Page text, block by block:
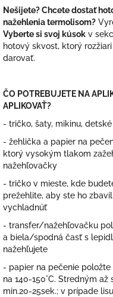
Nešijete? Chcete dostať
nažehlenia termolisom?
Vyberte si svoj kúsok v
hotový skvost, ktorý
darovať.
ČO POTREBUJETE NA
APLIKOVAŤ?
- tričko, šaty, mikinu,
- žehlička a papier na
ktorý vysokým tlakom
nažehľovačky
- tričko v mieste, kde
prežehlite, aby ste ho
vychladnúť
- transfer/nažehľovačku
a biela/spodná časť s
nažehľujete
- papier na pečenie
na 140-150°C. Stredným
min.20-25sek.; v prípade